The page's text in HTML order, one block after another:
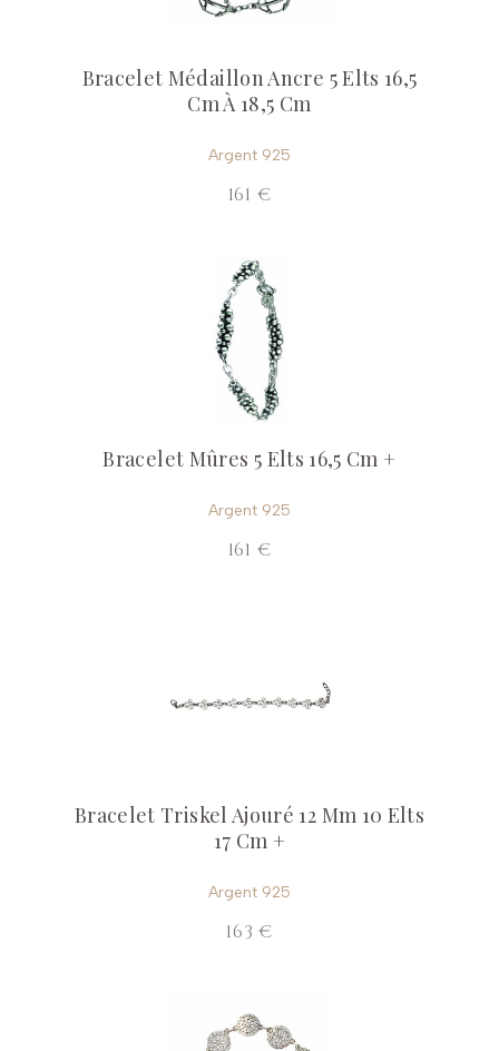
Bracelet Médaillon Ancre 5 Elts 16,5
Cm À 18,5 Cm
Argent 925
161 €
Bracelet Mûres 5 Elts 16,5 Cm +
Argent 925
161 €
Bracelet Triskel Ajouré 12 Mm 10 Elts
17 Cm +
Argent 925
163 €